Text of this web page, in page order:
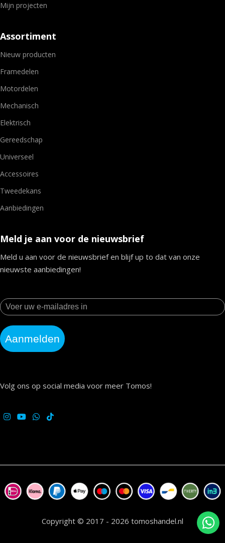
Mijn projecten
Assortiment
Nieuw producten
Framedelen
Motordelen
Mechanisch
Elektrisch
Gereedschap
Universeel
Accessoires
Tweedekans
Aanbiedingen
Meld je aan voor de nieuwsbrief
Meld u aan voor de nieuwsbrief en blijf up to dat van onze
nieuwste aanbiedingen!
Aanmelden
Volg ons op social media voor meer Tomos!
Copyright © 2017 - 2026 tomoshandel.nl